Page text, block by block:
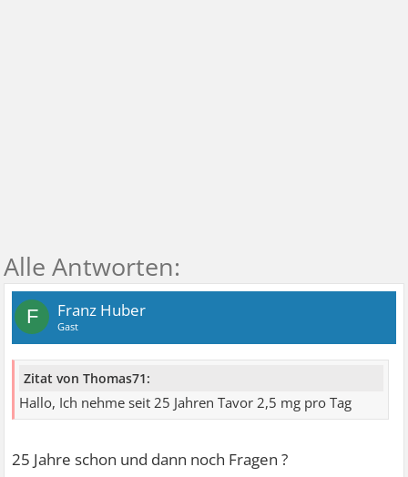
F Franz Huber
Gast
Zitat von Thomas71:
Hallo, Ich nehme seit 25 Jahren Tavor 2,5 mg pro Tag
25 Jahre schon und dann noch Fragen ?